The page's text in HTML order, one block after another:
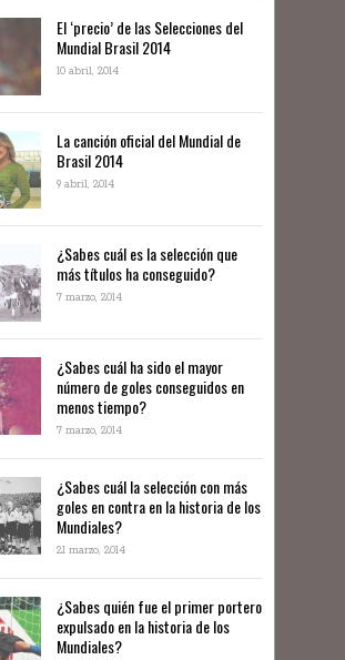
El ‘precio’ de las Selecciones del
Mundial Brasil 2014
10 abril, 2014
La canción oficial del Mundial de
Brasil 2014
9 abril, 2014
¿Sabes cuál es la selección que
más títulos ha conseguido?
7 marzo, 2014
¿Sabes cuál ha sido el mayor
número de goles conseguidos en
menos tiempo?
7 marzo, 2014
¿Sabes cuál la selección con más
goles en contra en la historia de los
Mundiales?
21 marzo, 2014
¿Sabes quién fue el primer portero
expulsado en la historia de los
Mundiales?